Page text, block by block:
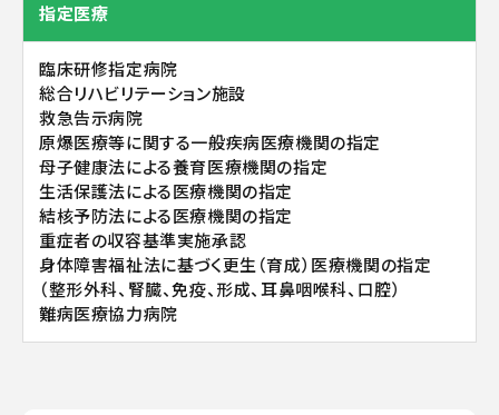
指定医療
臨床研修指定病院
総合リハビリテーション施設
救急告示病院
原爆医療等に関する一般疾病医療機関の指定
母子健康法による養育医療機関の指定
生活保護法による医療機関の指定
結核予防法による医療機関の指定
重症者の収容基準実施承認
身体障害福祉法に基づく更生（育成）医療機関の指定
（整形外科、腎臓、免疫、形成、耳鼻咽喉科、口腔）
難病医療協力病院